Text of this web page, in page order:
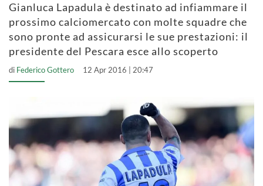
Gianluca Lapadula è destinato ad infiammare il
prossimo calciomercato con molte squadre che
sono pronte ad assicurarsi le sue prestazioni: il
presidente del Pescara esce allo scoperto
di Federico Gottero 12 Apr 2016 | 20:47